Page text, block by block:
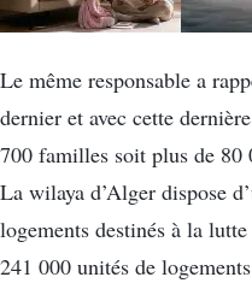
Le même responsable a
dernier et avec cette
700 familles soit plus de 80
La wilaya d’Alger dispose
logements destinés à la
241 000 unités de